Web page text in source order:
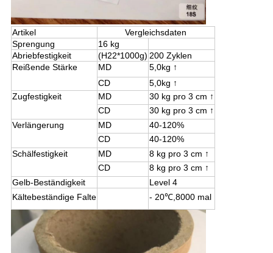
Artikel
Vergleichsdaten
Sprengung
16 kg
Abriebfestigkeit
(H22*1000g) 200 Zyklen
Reißende Stärke
MD
5,0kg ↑
CD
5,0kg ↑
Zugfestigkeit
MD
30 kg pro 3 cm ↑
CD
30 kg pro 3 cm ↑
Verlängerung
MD
40-120%
CD
40-120%
Schälfestigkeit
MD
8 kg pro 3 cm ↑
CD
8 kg pro 3 cm ↑
Gelb-Beständigkeit
Level 4
Kältebeständige Falte
- 20℃, 8000 mal